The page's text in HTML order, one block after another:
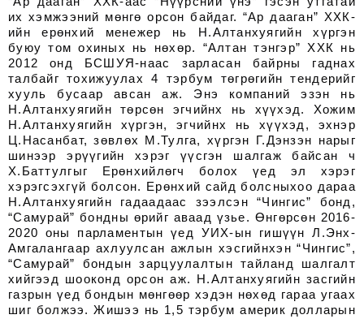
их хэмжээний мөнгө орсон байдаг. “Ар дааган” ХХК-
ийн ерөнхий менежер нь Н.Алтанхуягийн хүргэн
буюу том охиных нь нөхөр. “Алтан тэнгэр” ХХК нь
2012 онд БСШУЯ-наас зарласан байрны гаднах
талбайг тохижуулах 4 тэрбум төгрөгийн тендерийг
хууль бусаар авсан аж. Энэ компаний эзэн нь
Н.Алтанхуягийн төрсөн эгчийнх нь хүүхэд. Хожим
Н.Алтанхуягийн хүргэн, эгчийнх нь хүүхэд, эхнэр
Ц.Насанбат, зөвлөх М.Тулга, хүргэн Г.Дэнзэн нарыг
шинээр эрүүгийн хэрэг үүсгэн шалгаж байсан ч
Х.Баттулгыг Ерөнхийлөгч болох үед эл хэрэг
хэрэгсэхгүй болсон. Ерөнхий сайд болсныхоо дараа
Н.Алтанхуягийн гадаадаас зээлсэн “Чингис” бонд,
“Самурай” бондны өрийг аваад үзье. Өнгөрсөн 2016-
2020 оны парламентын үед УИХ-ын гишүүн Л.Энх-
Амгалангаар ахлуулсан ажлын хэсгийнхэн “Чингис”,
“Самурай” бондын зарцуулалтын тайланд шалгалт
хийгээд шооконд орсон аж. Н.Алтанхуягийн засгийн
газрын үед бондын мөнгөөр хэдэн нөхөд гараа угаах
шиг болжээ. Жишээ нь 1,5 тэрбум америк долларын